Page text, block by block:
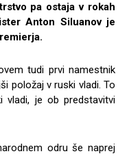
pa ostaja v rokah
Anton Siluanov je
tudi prvi namestnik
položaj v ruski vladi. To
vladi, je ob predstavitvi
odru še naprej